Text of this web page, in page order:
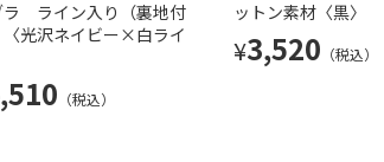
） ¥ 4,950
ラ ライン入り（裏地付
〈光沢ネイビー×白ライ
（税込）
ットン素材〈黒〉
¥3,520 （税込）